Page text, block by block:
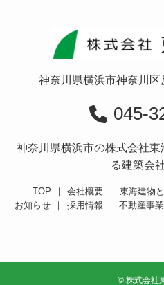
神奈川県横浜市神奈川
045-
神奈川県横浜市の株式会社東
る建築会
TOP ｜ 会社概要 ｜ 東海建物
お知らせ
｜ 採用情報 ｜ 不動産事
© 株式会社